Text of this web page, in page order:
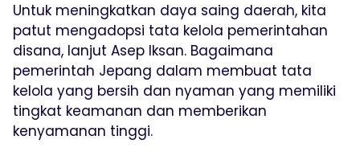
Untuk meningkatkan daya saing daerah, kita
patut mengadopsi tata kelola pemerintahan
disana, lanjut Asep Iksan. Bagaimana
pemerintah Jepang dalam membuat tata
kelola yang bersih dan nyaman yang memiliki
tingkat keamanan dan memberikan
kenyamanan tinggi.